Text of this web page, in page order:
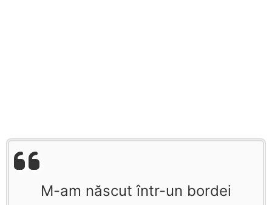
M-am născut într-un bordei